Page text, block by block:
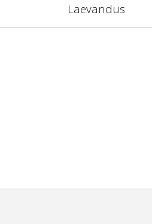
Laevandus